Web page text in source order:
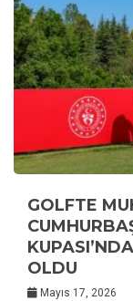
GOLFTE
OLDU
Mayıs 17, 2026